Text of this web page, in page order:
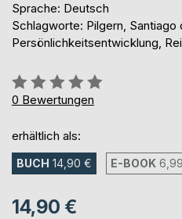
Sprache: Deutsch
Schlagworte: Pilgern,
Persönlichkeitsentwicklung,
Bewertung::
0%
0 Bewertungen
erhältlich als:
BUCH 14,90 € E-BOOK
14,90 €